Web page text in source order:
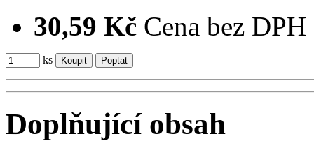
30,59 Kč Cena bez DPH
ks
Doplňující obsah